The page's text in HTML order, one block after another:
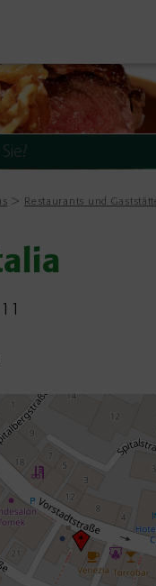
Restaurants und